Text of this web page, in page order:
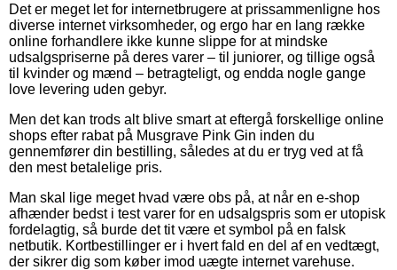
Det er meget let for internetbrugere at prissammenligne hos
diverse internet virksomheder, og ergo har en lang række
online forhandlere ikke kunne slippe for at mindske
udsalgspriserne på deres varer – til juniorer, og tillige også
til kvinder og mænd – betragteligt, og endda nogle gange
love levering uden gebyr.
Men det kan trods alt blive smart at eftergå forskellige online
shops efter rabat på Musgrave Pink Gin inden du
gennemfører din bestilling, således at du er tryg ved at få
den mest betalelige pris.
Man skal lige meget hvad være obs på, at når en e-shop
afhænder bedst i test varer for en udsalgspris som er utopisk
fordelagtig, så burde det tit være et symbol på en falsk
netbutik. Kortbestillinger er i hvert fald en del af en vedtægt,
der sikrer dig som køber imod uægte internet varehuse.